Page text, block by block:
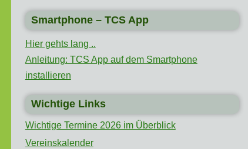
Smartphone – TCS App
Hier gehts lang ..
Anleitung: TCS App auf dem Smartphone
installieren
Wichtige Links
Wichtige Termine 2026 im Überblick
Vereinskalender